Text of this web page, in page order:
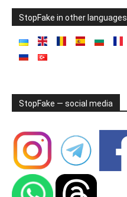
StopFake in other languages
StopFake — social media